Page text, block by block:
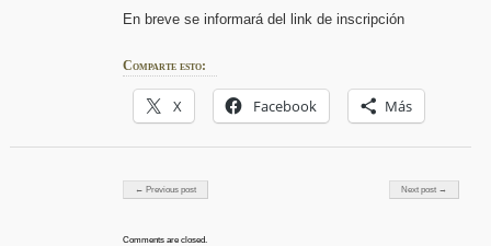
En breve se informará del link de inscripción
Comparte esto:
X Facebook Más
Post navigation
← Previous post Next post →
Comments are closed.